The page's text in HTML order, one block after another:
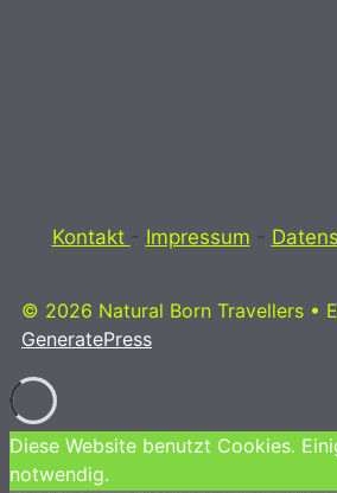
Kontakt - Impressum -
© 2026 Natural Born Travellers •
GeneratePress
Diese Website benutzt Cookies.
notwendig.